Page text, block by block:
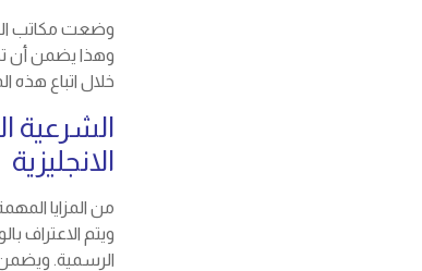
وضعت مكاتب
وهذا يضمن أن
خلال اتباع هذه
الشرعية
الانجليزية
من المزايا
ويتم الاعتراف
الرسمية. ويضمن